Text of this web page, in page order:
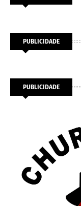
PUBLICIDADE
PUBLICIDADE